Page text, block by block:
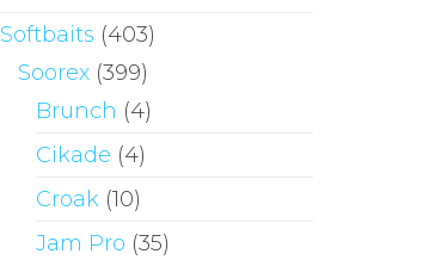
Softbaits (403)
Soorex (399)
Brunch (4)
Cikade (4)
Croak (10)
Jam Pro (35)